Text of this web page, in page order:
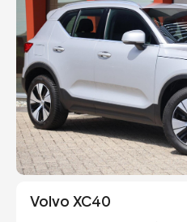
Volvo XC40